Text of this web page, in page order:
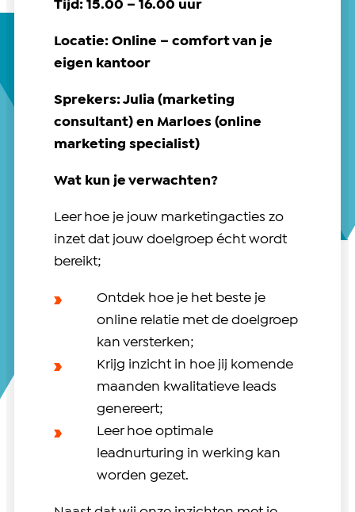
Tijd: 15.00 – 16.00 uur
Locatie: Online – comfort van je
eigen kantoor
Sprekers: Julia (marketing
consultant) en Marloes (online
marketing specialist)
Wat kun je verwachten?
Leer hoe je jouw marketingacties zo
inzet dat jouw doelgroep écht wordt
bereikt;
Ontdek hoe je het beste je
online relatie met de doelgroep
kan versterken;
Krijg inzicht in hoe jij komende
maanden kwalitatieve leads
genereert;
Leer hoe optimale
leadnurturing in werking kan
worden gezet.